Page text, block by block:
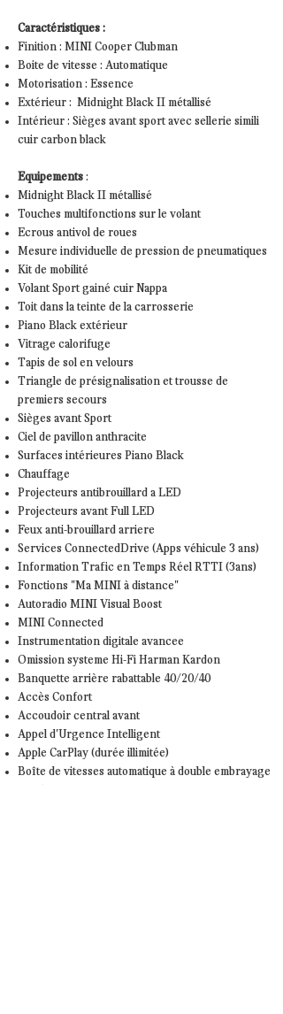
Caractéristiques :
Finition : MINI Cooper Clubman
Boite de vitesse : Automatique
Motorisation : Essence
Extérieur : Midnight Black II métallisé
Intérieur : Sièges avant sport avec sellerie simili
cuir carbon black
Equipements :
Midnight Black II métallisé
Touches multifonctions sur le volant
Ecrous antivol de roues
Mesure individuelle de pression de pneumatiques
Kit de mobilité
Volant Sport gainé cuir Nappa
Toit dans la teinte de la carrosserie
Piano Black extérieur
Vitrage calorifuge
Tapis de sol en velours
Triangle de présignalisation et trousse de
premiers secours
Sièges avant Sport
Ciel de pavillon anthracite
Surfaces intérieures Piano Black
Chauffage
Projecteurs antibrouillard a LED
Projecteurs avant Full LED
Feux anti-brouillard arriere
Services ConnectedDrive (Apps véhicule 3 ans)
Information Trafic en Temps Réel RTTI (3ans)
Fonctions "Ma MINI à distance"
Autoradio MINI Visual Boost
MINI Connected
Instrumentation digitale avancee
Omission systeme Hi-Fi Harman Kardon
Banquette arrière rabattable 40/20/40
Accès Confort
Accoudoir central avant
Appel d'Urgence Intelligent
Apple CarPlay (durée illimitée)
Boîte de vitesses automatique à double embrayage